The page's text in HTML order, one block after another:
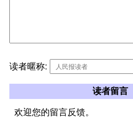
读者暱称:
读者留言
欢迎您的留言反馈。